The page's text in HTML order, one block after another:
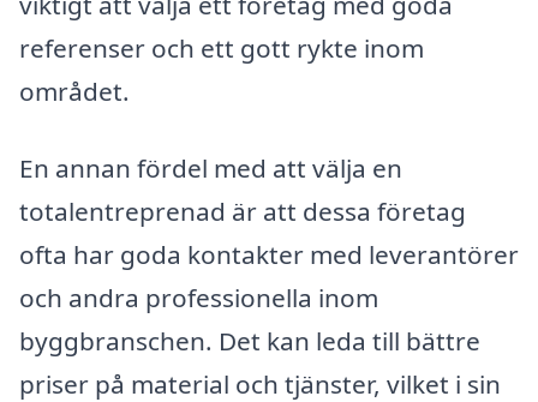
referenser och ett gott rykte inom
området.
En annan fördel med att välja en
totalentreprenad är att dessa företag
ofta har goda kontakter med leverantörer
och andra professionella inom
byggbranschen. Det kan leda till bättre
priser på material och tjänster, vilket i sin